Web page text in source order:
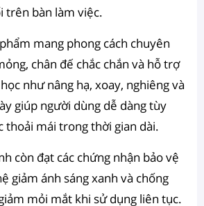
trên bàn làm việc.
mang phong cách chuyên
chân đế chắc chắn và hỗ trợ
như nâng hạ, xoay, nghiêng và
giúp người dùng dễ dàng tùy
thoải mái trong thời gian dài.
còn đạt các chứng nhận bảo vệ
giảm ánh sáng xanh và chống
mỏi mắt khi sử dụng liên tục.